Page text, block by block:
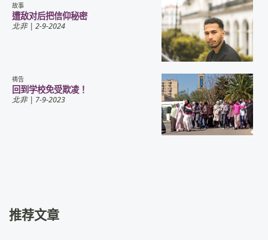
故事
遭敌对后把信仰秘密
北非| 2-9-2024
祷告
回到学校免受欺凌！
北非| 7-9-2023
推荐文章